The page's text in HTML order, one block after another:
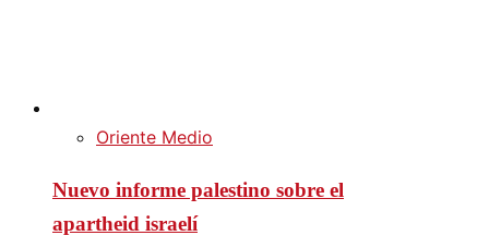
Oriente Medio
Nuevo informe palestino sobre el
apartheid israelí